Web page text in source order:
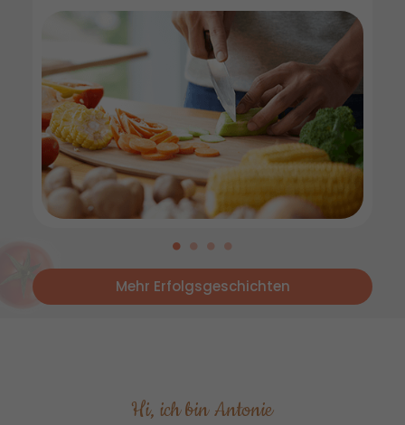
Mehr Erfolgsgeschichten
Hi, ich bin Antonie